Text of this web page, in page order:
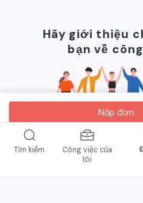
Nộp đơn
Hãy giới thiệu
bạn về
Tìm kiếm
Công việc của
tôi